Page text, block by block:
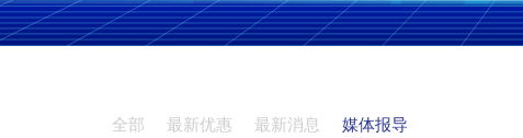
全部 最新优惠 最新消息 媒体报导